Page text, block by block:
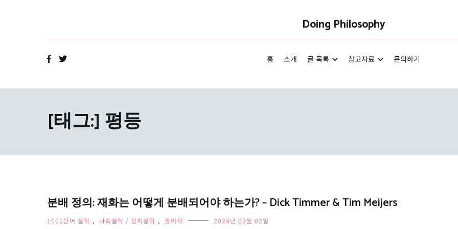
Doing Philosophy
홈 소개 글 목록 참고자료 문의하기
[태그:] 평등
분배 정의: 재화는 어떻게 분배되어야 하는가? – Dick Timmer & Tim Meijers
1000단어 철학 , 사회철학 / 정치철학 , 윤리학 2024년 03월 02일